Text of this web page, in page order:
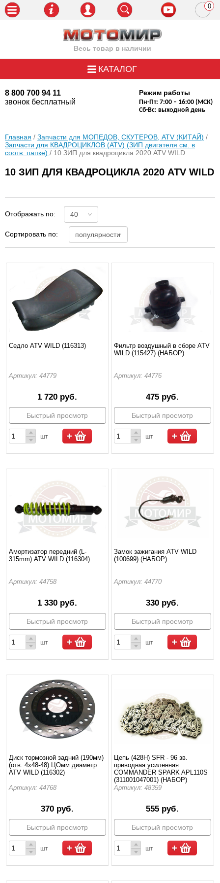
Весь товар в наличии
8 800 700 94 11
звонок бесплатный
Режим работы
Пн-Пт: 7:00 – 16:00 (МСК)
Сб-Вс: выходной день
0
КАТАЛОГ
Главная / Запчасти для МОПЕДОВ, СКУТЕРОВ, ATV (КИТАЙ) /
Запчасти для КВАДРОЦИКЛОВ (ATV) (ЗИП двигателя см. в
соотв. папке) / 10 ЗИП для квадроцикла 2020 ATV WILD
10 ЗИП ДЛЯ КВАДРОЦИКЛА 2020 ATV WILD
Отображать по:
Сортировать по:
Седло ATV WILD (116313)
Артикул: 44779
1 720 руб.
Быстрый просмотр
шт
Фильтр воздушный в сборе ATV
WILD (115427) (НАБОР)
Артикул: 44776
475 руб.
Быстрый просмотр
шт
Амортизатор передний (L-
315mm) ATV WILD (116304)
Артикул: 44758
1 330 руб.
Быстрый просмотр
шт
Замок зажигания ATV WILD
(100699) (НАБОР)
Артикул: 44770
330 руб.
Быстрый просмотр
шт
Диск тормозной задний (190мм)
(отв: 4х48-48) ЦОмм диаметр
ATV WILD (116302)
Артикул: 44768
370 руб.
Быстрый просмотр
шт
Цепь (428H) SFR - 96 зв.
приводная усиленная
СOMMANDER SPARK APL110S
(311001047001) (НАБОР)
Артикул: 48359
555 руб.
Быстрый просмотр
шт